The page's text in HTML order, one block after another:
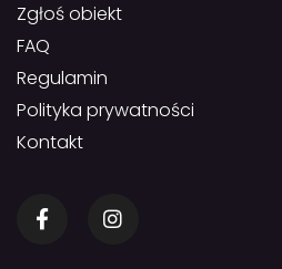
Zgłoś obiekt
FAQ
Regulamin
Polityka prywatności
Kontakt